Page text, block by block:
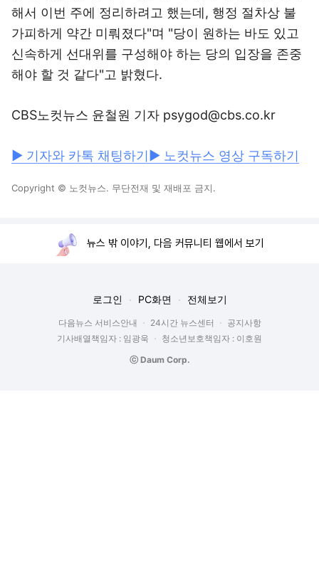
해서 이번 주에 정리하려고 했는데, 행정 절차상 불
가피하게 약간 미뤄졌다"며 "당이 원하는 바도 있고
신속하게 선대위를 구성해야 하는 당의 입장을 존중
해야 할 것 같다"고 밝혔다.
CBS노컷뉴스 윤철원 기자 psygod@cbs.co.kr
▶ 기자와 카톡 채팅하기 ▶ 노컷뉴스 영상 구독하기
Copyright © 노컷뉴스. 무단전재 및 재배포 금지.
뉴스 밖 이야기, 다음 커뮤니티 웹에서 보기
로그인 PC화면 전체보기
다음뉴스 서비스안내 24시간 뉴스센터
공지사항
기사배열책임자 : 임광욱
청소년보호책임자 : 이호원
ⓒ Daum Corp.